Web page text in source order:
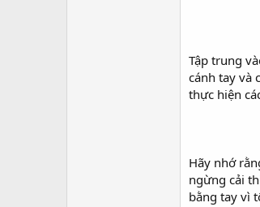
Tập trung
cánh tay và
thực hiện
Hãy nhớ
ngừng cải
bằng tay vì